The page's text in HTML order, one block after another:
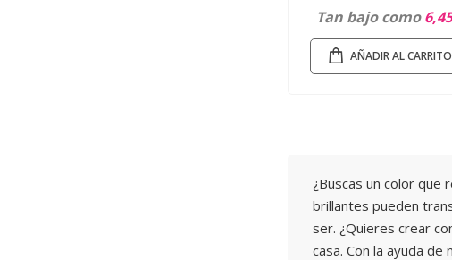
Tan bajo como
AÑADIR AL CARRITO
¿Buscas un color que
brillantes pueden
ser. ¿Quieres crear
casa. Con la ayuda de